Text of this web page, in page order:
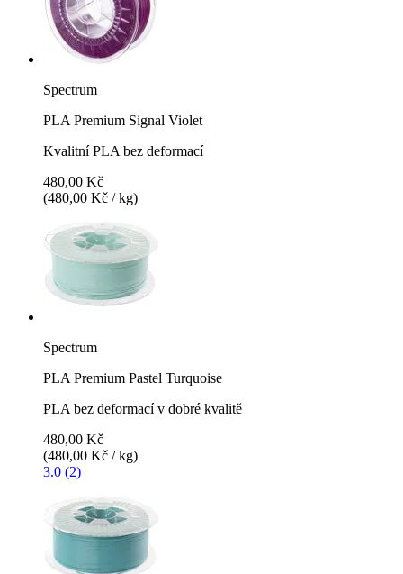
Spectrum
PLA Premium Signal Violet
Kvalitní PLA bez deformací
480,00 Kč
(480,00 Kč / kg)
Spectrum
PLA Premium Pastel Turquoise
PLA bez deformací v dobré kvalitě
480,00 Kč
(480,00 Kč / kg)
3.0 (2)